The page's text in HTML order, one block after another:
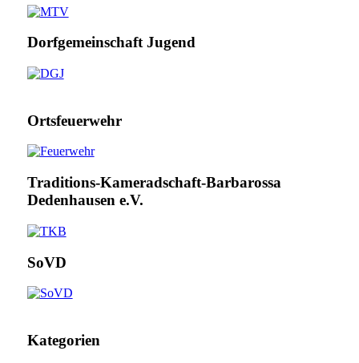
Dorfgemeinschaft Jugend
Ortsfeuerwehr
Traditions-Kameradschaft-Barbarossa
Dedenhausen e.V.
SoVD
Kategorien